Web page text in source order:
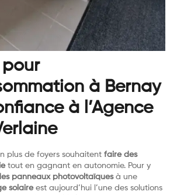
pour
à Bernay
à l’Agence
plus de foyers souhaitent faire des
tout en gagnant en autonomie. Pour y
panneaux photovoltaïquesà une
solaireest aujourd’hui l’une des solutions